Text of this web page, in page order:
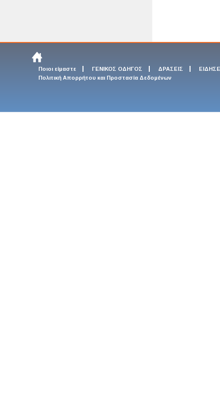
Ποιοι είμαστε ΓΕΝΙΚΟΣ ΟΔΗΓΟΣ ΔΡΑΣΕΙΣ
Πολιτική Απορρήτου και Προστασία Δεδομένων